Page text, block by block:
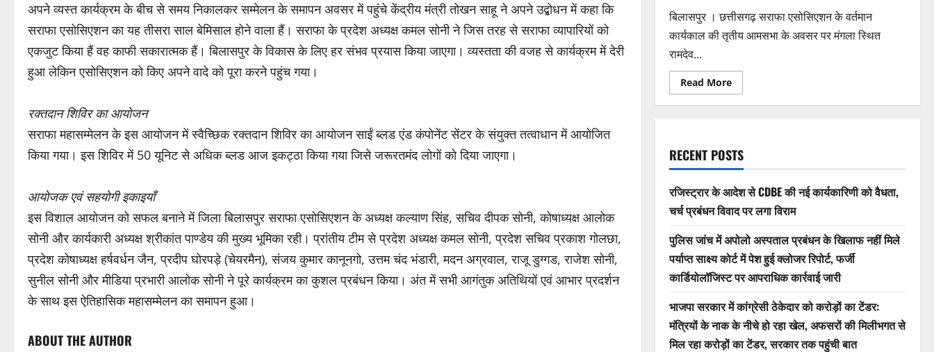
अपने व्यस्त कार्यक्रम के बीच से समय निकालकर सम्मेलन के समापन अवसर में पहुंचे केंद्रीय मंत्री तोखन साहू ने अपने उद्बोधन में कहा कि
सराफा एसोसिएशन का यह तीसरा साल बेमिसाल होने वाला हैं। सराफा के प्रदेश अध्यक्ष कमल सोनी ने जिस तरह से सराफा व्यापारियों को
एकजुट किया हैं वह काफी सकारात्मक हैं। बिलासपुर के विकास के लिए हर संभव प्रयास किया जाएगा। व्यस्तता की वजह से कार्यक्रम में देरी
हुआ लेकिन एसोसिएशन को किए अपने वादे को पूरा करने पहुंच गया।
रक्तदान शिविर का आयोजन
सराफा महासम्मेलन के इस आयोजन में स्वैच्छिक रक्तदान शिविर का आयोजन साईं ब्लड एंड कंपोनेंट सेंटर के संयुक्त तत्वाधान में आयोजित
किया गया। इस शिविर में 50 यूनिट से अधिक ब्लड आज इकट्ठा किया गया जिसे जरूरतमंद लोगों को दिया जाएगा।
आयोजक एवं सहयोगी इकाइयाँ
इस विशाल आयोजन को सफल बनाने में जिला बिलासपुर सराफा एसोसिएशन के अध्यक्ष कल्याण सिंह, सचिव दीपक सोनी, कोषाध्यक्ष आलोक
सोनी और कार्यकारी अध्यक्ष श्रीकांत पाण्डेय की मुख्य भूमिका रही। प्रांतीय टीम से प्रदेश अध्यक्ष कमल सोनी, प्रदेश सचिव प्रकाश गोलछा,
प्रदेश कोषाध्यक्ष हर्षवर्धन जैन, प्रदीप घोरपड़े (चेयरमैन), संजय कुमार कानूनगो, उत्तम चंद भंडारी, मदन अग्रवाल, राजू डुग्गड, राजेश सोनी,
सुनील सोनी और मीडिया प्रभारी आलोक सोनी ने पूरे कार्यक्रम का कुशल प्रबंधन किया। अंत में सभी आगंतुक अतिथियों एवं आभार प्रदर्शन
के साथ इस ऐतिहासिक महासम्मेलन का समापन हुआ।
ABOUT THE AUTHOR
बिलासपुर । छत्तीसगढ़ सराफा एसोसिएशन के वर्तमान
कार्यकाल की तृतीय आमसभा के अवसर पर मंगला स्थित
रामदेव...
Read MoreRead
more
2026’
का
ऐतिहासिक
बड़ी
संख्या
में
प्रदेश
के
सराफा
व्यापारी
हुए
शामिल,उप-
मुख्यमंत्री
की
उपस्थिति
में
गूंजी
व्यापारियों
की
मांगें
RECENT POSTS
रजिस्ट्रार के आदेश से CDBE की नई कार्यकारिणी को वैधता,
चर्च प्रबंधन विवाद पर लगा विराम
पुलिस जांच में अपोलो अस्पताल प्रबंधन के खिलाफ नहीं मिले
पर्याप्त साक्ष्य कोर्ट में पेश हुई क्लोजर रिपोर्ट, फर्जी
कार्डियोलॉजिस्ट पर आपराधिक कार्रवाई जारी
भाजपा सरकार में कांग्रेसी ठेकेदार को करोड़ों का टेंडर:
मंत्रियों के नाक के नीचे हो रहा खेल, अफसरों की मिलीभगत से
मिल रहा करोड़ों का टेंडर, सरकार तक पहुंची बात